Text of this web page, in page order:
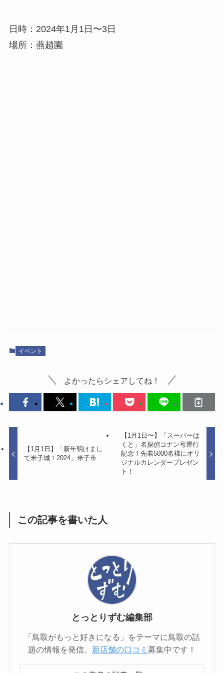
日時：2024年1月1日〜3日
場所：燕趙園
イベント
よかったらシェアしてね！
【1月1日】「新年明けまし
て米子城！2024」米子市
【1月1日〜】「スーパーは
くと」名探偵コナン号運行
記念！先着5000名様にオリ
ジナルカレンダープレゼン
ト！
この記事を書いた人
とっとりずむ編集部
「鳥取がもっと好きになる」をテーマに鳥取の話
題の情報を発信。 新店舗の口コミ 募集中です！